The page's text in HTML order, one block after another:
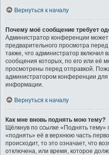
Вернуться к началу
Почему моё сообщение требует
Администратор конференции
предварительного просмотра
также, что администратор включил
сообщения которых, по его или её
просмотрены перед отправкой.
администратором конференции
информации.
Вернуться к началу
Как мне вновь поднять мою тему?
Щёлкнув по ссылке «Поднять
«поднять» её в верхнюю часть
происходит, то это означает, что
отключена, или время, которое